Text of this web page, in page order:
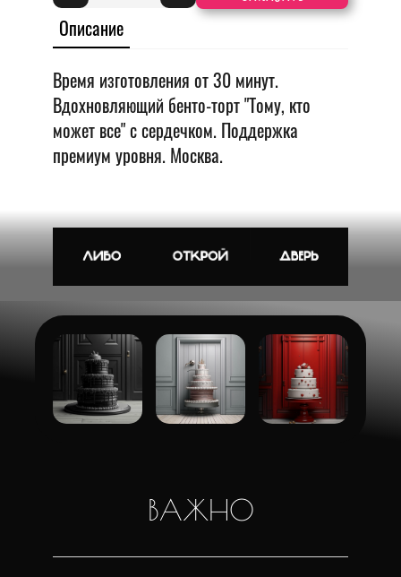
Описание
Время изготовления от 30 минут.
Вдохновляющий бенто-торт "Тому, кто
может все" с сердечком. Поддержка
премиум уровня. Москва.
ВАЖНО